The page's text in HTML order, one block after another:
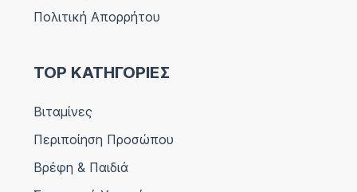
Πολιτική Απορρήτου
TOP ΚΑΤΗΓΟΡΙΕΣ
Βιταμίνες
Περιποίηση Προσώπου
Βρέφη & Παιδιά